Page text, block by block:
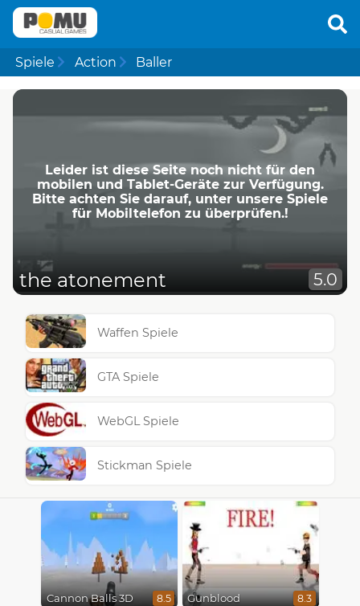
Spiele Action Baller
Leider ist diese Seite noch nicht für den
mobilen und Tablet-Geräte zur Verfügung.
Bitte achten Sie darauf, unter unsere Spiele
für Mobiltelefon zu überprüfen.!
the atonement 5.0
Waffen Spiele
GTA Spiele
WebGL Spiele
Stickman Spiele
Cannon Balls 3D 8.5 Gunblood 8.3